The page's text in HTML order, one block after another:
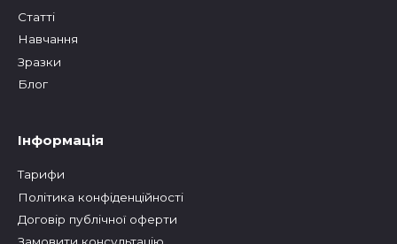
Статтi
Навчання
Зразки
Блог
Інформація
Тарифи
Політика конфіденційності
Договір публічної оферти